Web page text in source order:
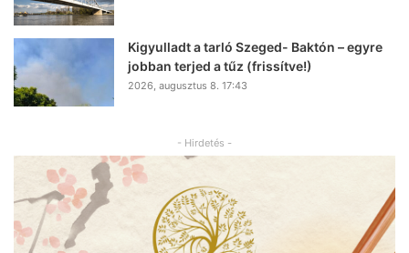
Kigyulladt a tarló Szeged- Baktón – egyre
jobban terjed a tűz (frissítve!)
2026, augusztus 8. 17:43
- Hirdetés -